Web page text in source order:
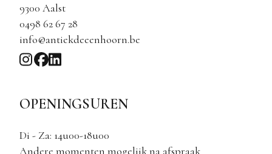
9300 Aalst
0498 62 67 28
info@antiekdeeenhoorn.be
OPENINGSUREN
Di - Za: 14u00-18u00
Andere momenten mogelijk na afspraak